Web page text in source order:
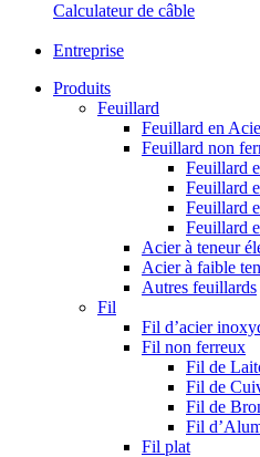
Calculateur de câble
Entreprise
Produits
Feuillard
Feuillard en
Feuillard non
Feuillard
Feuillard
Feuillard
Feuillard
Acier à teneur
Acier à faible
Autres feuillards
Fil
Fil d’acier
Fil non ferreux
Fil de
Fil de
Fil de
Fil
Fil plat